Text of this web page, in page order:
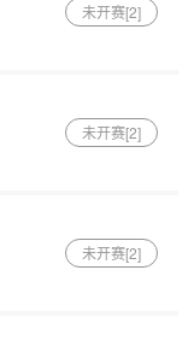
未开赛[2]
未开赛[2]
未开赛[2]